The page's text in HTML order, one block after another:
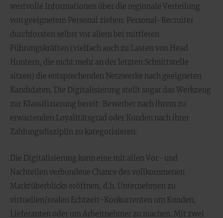
wertvolle Informationen über die regionale Verteilung
von geeignetem Personal ziehen. Personal-Recruiter
durchforsten selbst vor allem bei mittleren
Führungskräften (vielfach auch zu Lasten von Head
Huntern, die nicht mehr an der letzten Schnittstelle
sitzen) die entsprechenden Netzwerke nach geeigneten
Kandidaten. Die Digitalisierung stellt sogar das Werkzeug
zur Klassifizierung bereit: Bewerber nach ihrem zu
erwartenden Loyalitätsgrad oder Kunden nach ihrer
Zahlungsdisziplin zu kategorisieren.
Die Digitalisierung kann eine mit allen Vor- und
Nachteilen verbundene Chance des vollkommenen
Marktüberblicks eröffnen, d.h. Unternehmen zu
virtuellen/realen Echtzeit-Konkurrenten um Kunden,
Lieferanten oder um Arbeitnehmer zu machen. Mit zwei